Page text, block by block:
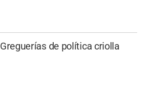
Greguerías de política criolla